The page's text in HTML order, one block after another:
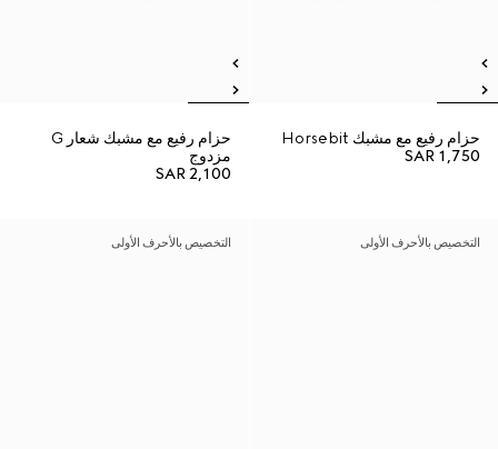
حزام رفيع مع مشبك Horsebit
SAR 1,750
حزام رفيع مع مشبك شعار G
مزدوج
SAR 2,100
التخصيص بالأحرف الأولى التخصيص بالأحرف الأولى